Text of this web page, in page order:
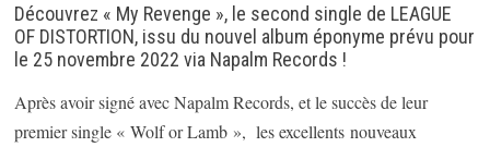
Découvrez « My Revenge », le second single de LEAGUE
OF DISTORTION, issu du nouvel album éponyme prévu pour
le 25 novembre 2022 via Napalm Records !
Après avoir signé avec Napalm Records, et le succès de leur
premier single « Wolf or Lamb », les excellents nouveaux